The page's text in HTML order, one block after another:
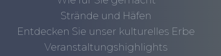
Strände und Häfen
Entdecken Sie unser kulturelles Erbe
Veranstaltungshighlights